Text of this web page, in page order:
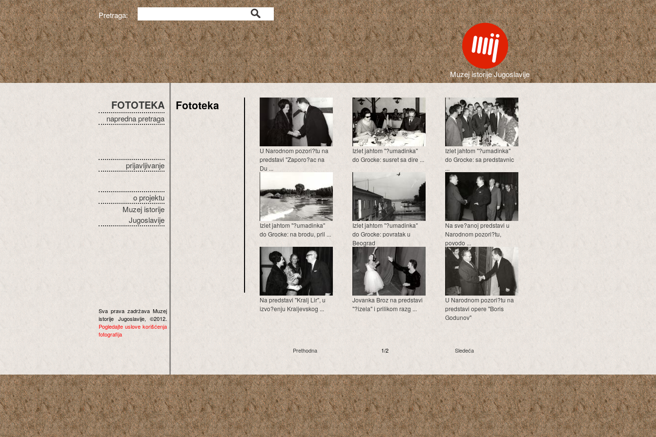
Pretraga:
Muzej istorije Jugoslavije
FOTOTEKA
napredna pretraga
prijavljivanje
o projektu
Muzej istorije
Jugoslavije
Sva prava zadržava Muzej
istorije Jugoslavije, ©2012.
Pogledajte uslove korišćenja
fotografija
Fototeka
U Narodnom pozori?tu na
predstavi "Zaporo?ac na
Du ...
Izlet jahtom "?umadinka"
do Grocke: susret sa dire ...
Izlet jahtom "?umadinka"
do Grocke: sa predstavnic
...
Izlet jahtom "?umadinka"
do Grocke: na brodu, pril ...
Izlet jahtom "?umadinka"
do Grocke: povratak u
Beograd
Na sve?anoj predstavi u
Narodnom pozori?tu,
povodo ...
Na predstavi "Kralj Lir", u
izvo?enju Kraljevskog ...
Jovanka Broz na predstavi
"?izela" i prilikom razg ...
U Narodnom pozori?tu na
predstavi opere "Boris
Godunov"
Prethodna 1/2 Sledeća